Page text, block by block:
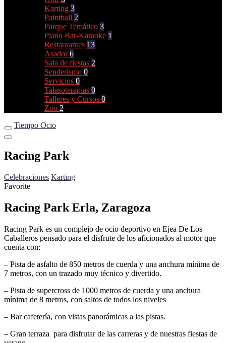
Karting 3
Paintball 2
Parque Temático 3
Piano Bar-Karaoke 1
Restaurantes 13
Asador6
Sala de fiestas 2
Senderismo 0
Servicios 0
Talasoterapias 0
Talleres y Cursos 0
Zoo 2
Tiempo Ocio
Racing Park
Celebraciones Karting
Favorite
Racing Park Erla, Zaragoza
Racing Park es un complejo de ocio deportivo en Ejea De Los
Caballeros pensado para el disfrute de los aficionados al motor que
cuenta con:
– Pista de asfalto de 850 metros de cuerda y una anchura mínima de
7 metros, con un trazado muy técnico y divertido.
– Pista de supercross de 1000 metros de cuerda y una anchura
mínima de 8 metros, con saltos de todos los niveles
– Bar cafetería, con vistas panorámicas a las pistas.
– Gran terraza para disfrutar de las carreras y de nuestras fiestas de